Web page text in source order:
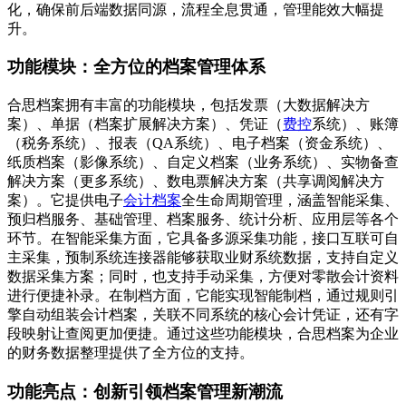
化，确保前后端数据同源，流程全息贯通，管理能效大幅提
升。
功能模块：全方位的档案管理体系
合思档案拥有丰富的功能模块，包括发票（大数据解决方
案）、单据（档案扩展解决方案）、凭证（费控系统）、账簿
（税务系统）、报表（QA系统）、电子档案（资金系统）、
纸质档案（影像系统）、自定义档案（业务系统）、实物备查
解决方案（更多系统）、数电票解决方案（共享调阅解决方
案）。它提供电子会计档案全生命周期管理，涵盖智能采集、
预归档服务、基础管理、档案服务、统计分析、应用层等各个
环节。在智能采集方面，它具备多源采集功能，接口互联可自
主采集，预制系统连接器能够获取业财系统数据，支持自定义
数据采集方案；同时，也支持手动采集，方便对零散会计资料
进行便捷补录。在制档方面，它能实现智能制档，通过规则引
擎自动组装会计档案，关联不同系统的核心会计凭证，还有字
段映射让查阅更加便捷。通过这些功能模块，合思档案为企业
的财务数据整理提供了全方位的支持。
功能亮点：创新引领档案管理新潮流